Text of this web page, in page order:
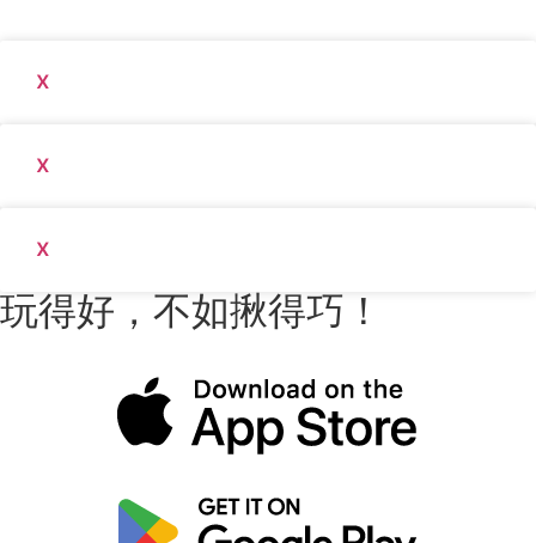
x
x
x
玩得好，不如揪得巧！